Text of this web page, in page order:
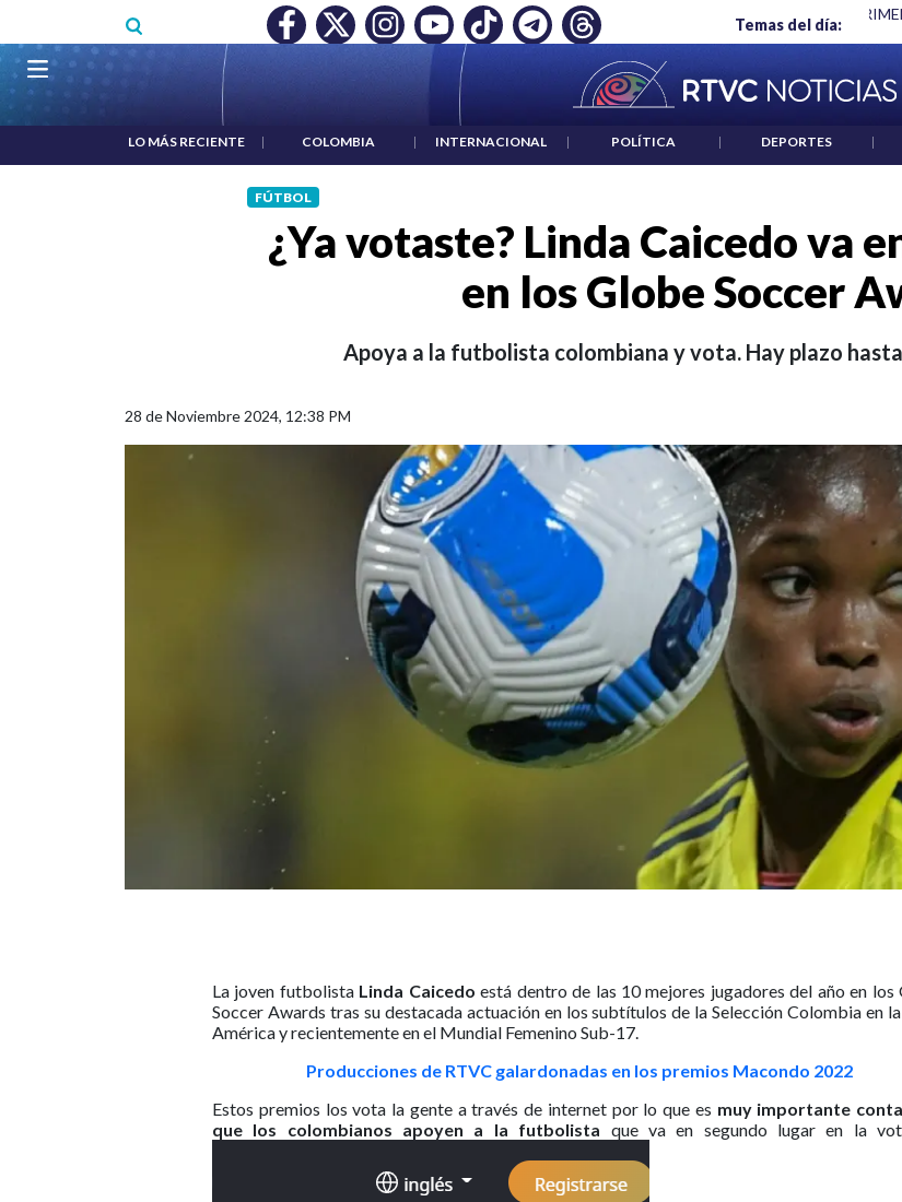
Temas del día:
MÍNIMO NO DESTRUYÓ EMPLEO: JP MORGAN | "HABLAR NO ES UN CRIMEN": CARTA DE BETO CORAL
Navegación principal
LO MÁS RECIENTE | COLOMBIA | INTERNACIONAL | POLÍTICA | DEPORTES |
FÚTBOL
¿Ya votaste? Linda Caicedo va
en los Globe Soccer
Apoya a la futbolista colombiana y vota. Hay plazo
28 de Noviembre 2024, 12:38 PM
La joven futbolistaLinda Caicedo está dentro de las 10 mejores jugadores del año en los
Soccer Awards tras su destacada actuación en los subtítulos de la Selección Colombia en
América y recientemente en el Mundial Femenino Sub-17.
Producciones de RTVC galardonadas en los premios Macondo 2022
Estos premios los vota la gente a través de internet por lo que es muy importante
que los colombianos apoyen a la futbolista que va en segundo lugar en la